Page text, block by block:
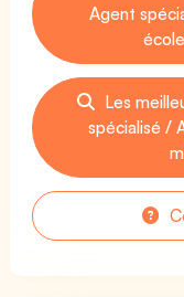
Agent
Les
spécialisé /